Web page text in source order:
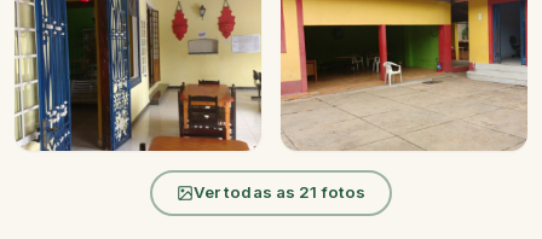
+14
FOTOS
Ver todas as 21 fotos